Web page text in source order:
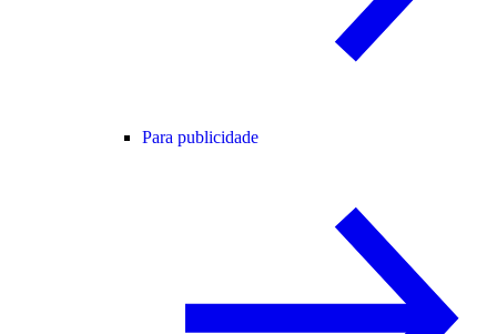
Para publicidade